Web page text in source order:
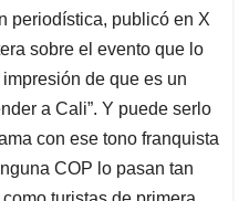
periodística, publicó en X
sobre el evento que lo
de que es un
a Cali”. Y puede serlo
con ese tono franquista
COP lo pasan tan